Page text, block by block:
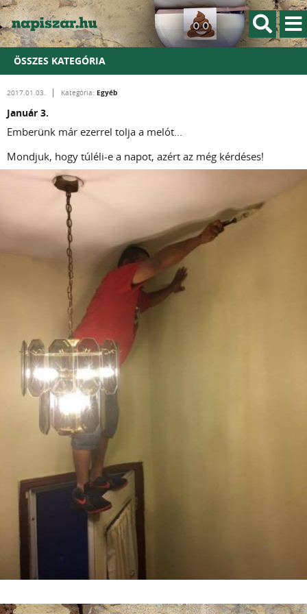
ÖSSZES KATEGÓRIA
2017.01.03. Kategória: Egyéb
Január 3.
Emberünk már ezerrel tolja a melót...
Mondjuk, hogy túléli-e a napot, azért az még kérdéses!